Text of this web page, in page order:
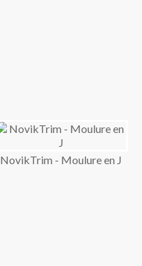
NovikTrim - Moulure en J